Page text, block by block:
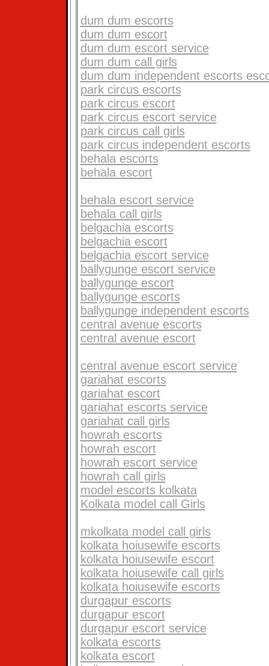
dum dum escorts
dum dum escort
dum dum escort service
dum dum call girls
dum dum independent escorts
park circus escorts
park circus escort
park circus escort service
park circus call girls
park circus independent escorts
behala escorts
behala escort
behala escort service
behala call girls
belgachia escorts
belgachia escort
belgachia escort service
ballygunge escort service
ballygunge escort
ballygunge escorts
ballygunge independent escorts
central avenue escorts
central avenue escort
central avenue escort service
gariahat escorts
gariahat escort
gariahat escorts service
gariahat call girls
howrah escorts
howrah escort
howrah escort service
howrah call girls
model escorts kolkata
Kolkata model call Girls
mkolkata model call girls
kolkata hoiusewife escorts
kolkata hoiusewife escort
kolkata hoiusewife call girls
kolkata hoiusewife escorts
durgapur escorts
durgapur escort
durgapur escort service
kolkata escorts
kolkata escort